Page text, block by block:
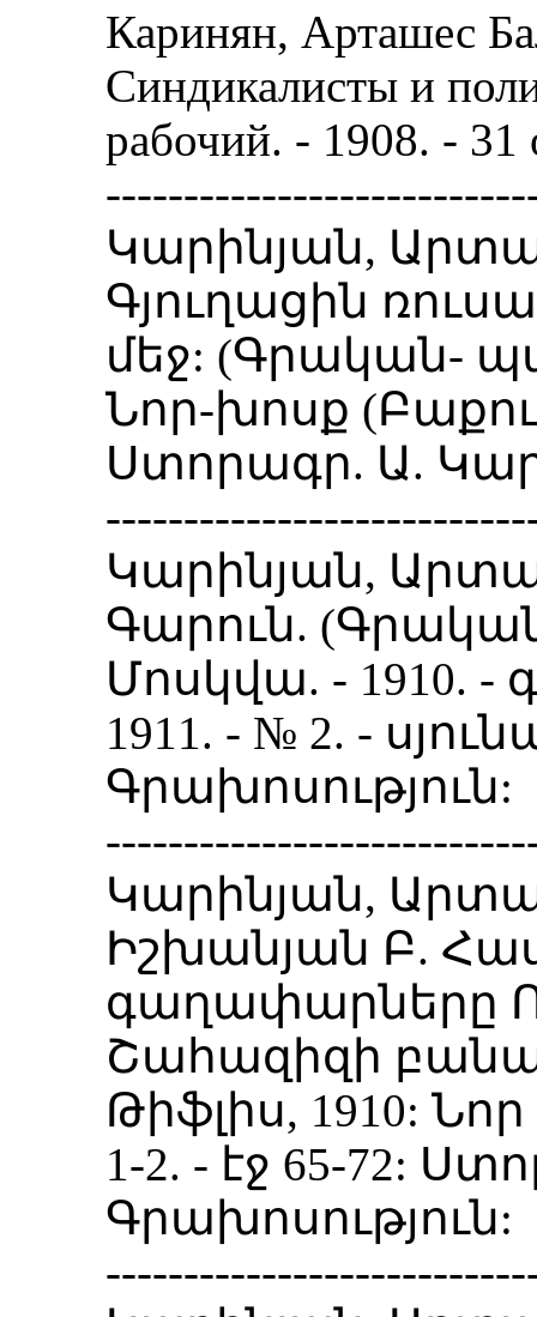
Каринян, Арташес
Синдикалисты и
рабочий. - 1908. - 31
Կարինյան,
Գյուղացին
մեջ: (Գրական-
Նոր-խոսք (Բաքու).
Ստորագր. Ա.
Կարինյան,
Գարուն.
Մոսկվա. - 1910. -
1911. - № 2. -
Գրախոսություն:
Կարինյան,
Իշխանյան Բ.
գաղափարները
Շահազիզի
Թիֆլիս, 1910:
1-2. - էջ 65-72:
Գրախոսություն: